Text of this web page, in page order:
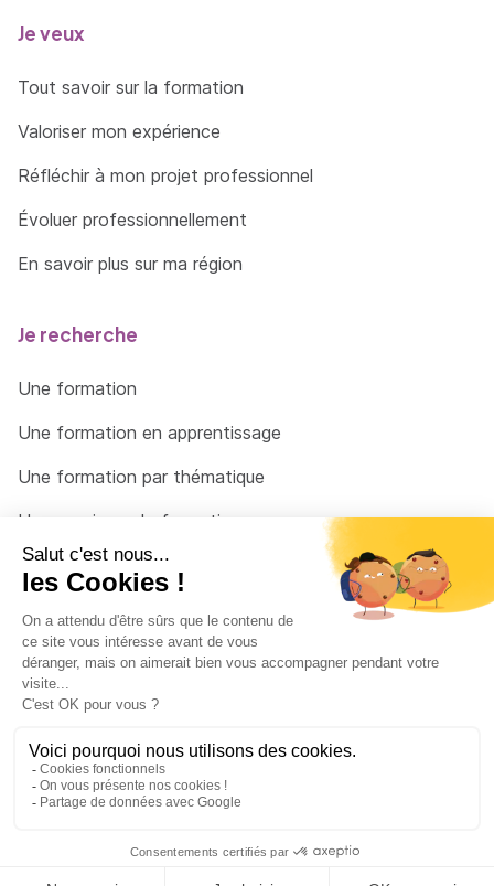
Je veux
Tout savoir sur la formation
Valoriser mon expérience
Réfléchir à mon projet professionnel
Évoluer professionnellement
En savoir plus sur ma région
Je recherche
Une formation
Une formation en apprentissage
Une formation par thématique
Un organisme de formation
Un conseiller
Une solution pour raccrocher
© 2026 - Côté Formations - par Via Compétences
Menu Pied de page
Mentions Légales
Politique de confidentialité